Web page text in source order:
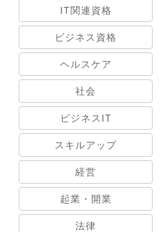
IT関連資格
ビジネス資格
ヘルスケア
社会
ビジネスIT
スキルアップ
経営
起業・開業
法律